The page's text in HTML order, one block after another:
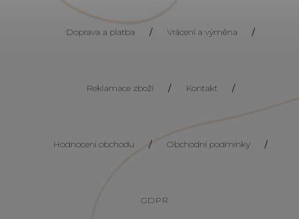
Doprava a platba / Vrácení a výměna /
Reklamace zboží / Kontakt /
Hodnocení obchodu / Obchodní podmínky /
GDPR